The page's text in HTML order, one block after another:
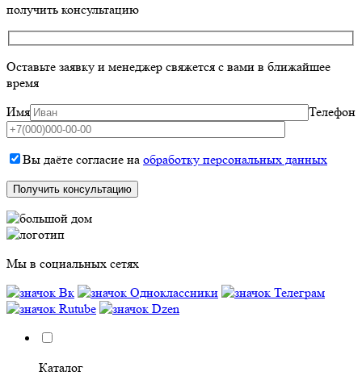
получить консультацию
Оставьте заявку и менеджер свяжется с вами в ближайшее
время
Имя
Телефон
Вы даёте согласие на обработку персональных данных
Мы в социальных сетях
Каталог